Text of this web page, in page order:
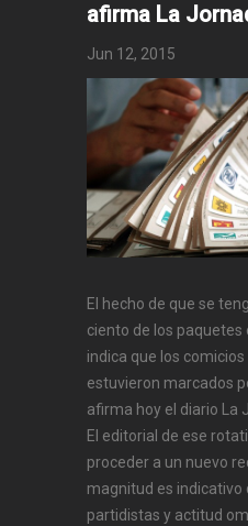
afirma La
Jun 12, 2015
El hecho de que se
ciento de los
indica que los comicios
estuvieron marcados
afirma hoy el diario La
El editorial de ese
proceder a un nuevo
magnitud es indicativo
partidistas y actitud